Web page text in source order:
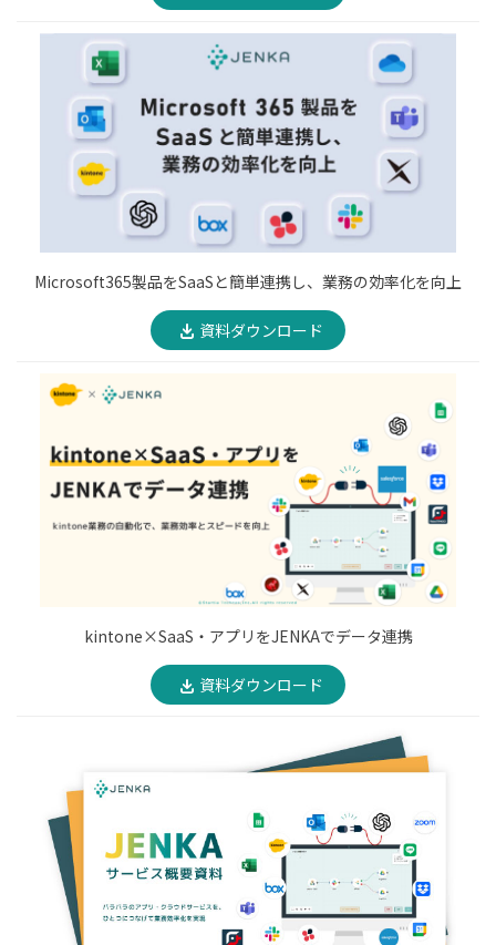
Microsoft365製品をSaaSと簡単連携し、業務の効率化を向上
資料ダウンロード
kintone×SaaS・アプリをJENKAでデータ連携
資料ダウンロード